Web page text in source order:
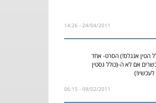
24/04/2011 - 14:26
הטין אנגלס!) הסרט- אחד
אם לא ה-(כולל גסטין
09/02/2011 - 06:15